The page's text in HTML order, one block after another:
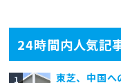
24時間内人気記
東芝、中国へ